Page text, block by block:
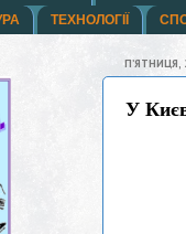
ТЕХНОЛОГІЇ
ПʼЯТНИЦЯ,
У